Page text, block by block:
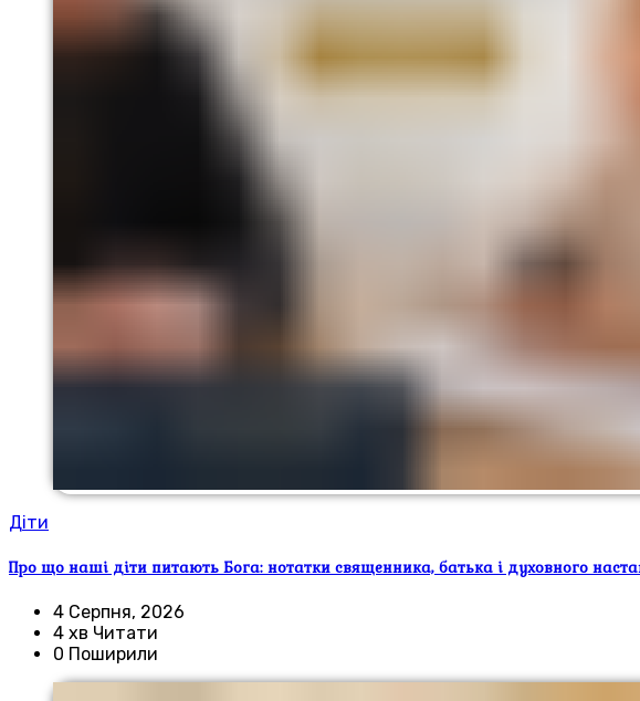
Діти
Про що наші діти питають Бога: нотатки священника, батька і духовного
4 Серпня, 2026
4 хв Читати
0 Поширили